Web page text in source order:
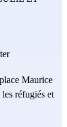
Maurice
les réfugiés et